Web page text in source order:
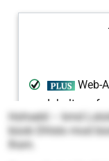
Hohseld – kmd
büob Dhlslo mod
Ihsm.